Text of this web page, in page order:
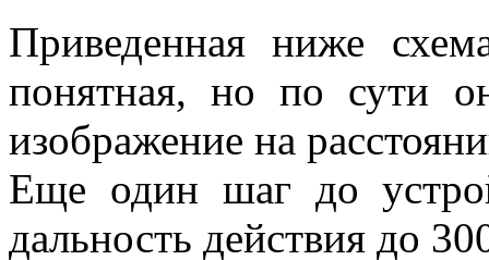
Приведенная ниже
понятная, но по сути
изображение на
Еще один шаг до
дальность действия до